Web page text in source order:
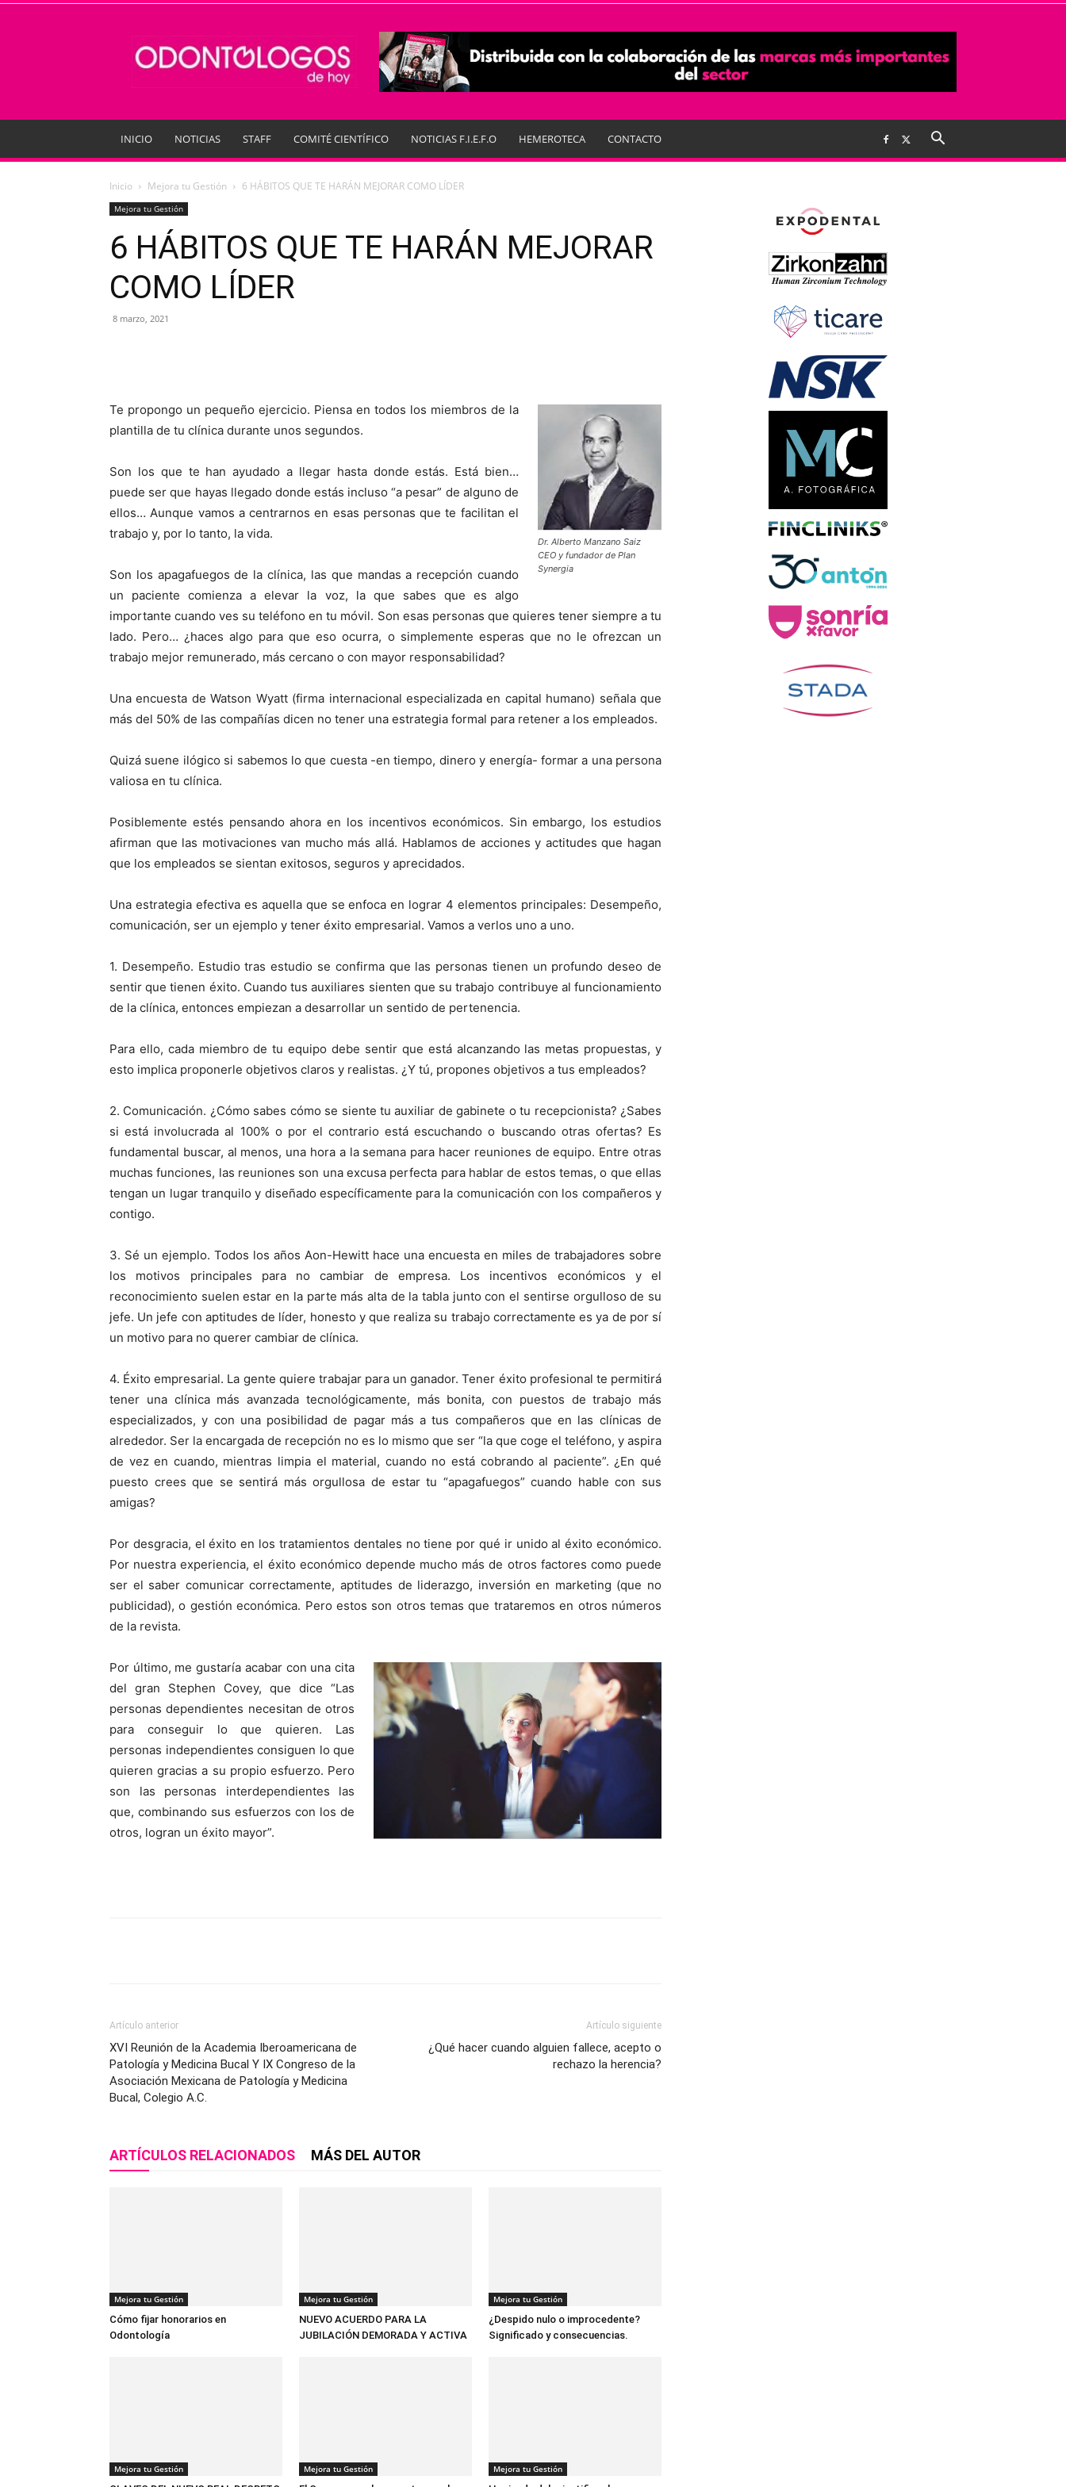
de
Hoy
INICIO NOTICIAS STAFF COMITÉ CIENTÍFICO NOTICIAS F.I.E.F.O HEMEROTECA CONTACTO
Inicio Mejora tu Gestión 6 HÁBITOS QUE TE HARÁN MEJORAR COMO LÍDER
Mejora tu Gestión
6 HÁBITOS QUE TE HARÁN MEJORAR
COMO LÍDER
8 marzo, 2021
Dr. Alberto Manzano Saiz
CEO y fundador de Plan
Synergia
Te propongo un pequeño ejercicio. Piensa en todos los miembros de la
plantilla de tu clínica durante unos segundos.
Son los que te han ayudado a llegar hasta donde estás. Está bien…
puede ser que hayas llegado donde estás incluso “a pesar” de alguno de
ellos… Aunque vamos a centrarnos en esas personas que te facilitan el
trabajo y, por lo tanto, la vida.
Son los apagafuegos de la clínica, las que mandas a recepción cuando
un paciente comienza a elevar la voz, la que sabes que es algo
importante cuando ves su teléfono en tu móvil. Son esas personas que quieres tener siempre a tu
lado. Pero… ¿haces algo para que eso ocurra, o simplemente esperas que no le ofrezcan un
trabajo mejor remunerado, más cercano o con mayor responsabilidad?
Una encuesta de Watson Wyatt (firma internacional especializada en capital humano) señala que
más del 50% de las compañías dicen no tener una estrategia formal para retener a los empleados.
Quizá suene ilógico si sabemos lo que cuesta -en tiempo, dinero y energía- formar a una persona
valiosa en tu clínica.
Posiblemente estés pensando ahora en los incentivos económicos. Sin embargo, los estudios
afirman que las motivaciones van mucho más allá. Hablamos de acciones y actitudes que hagan
que los empleados se sientan exitosos, seguros y aprecidados.
Una estrategia efectiva es aquella que se enfoca en lograr 4 elementos principales: Desempeño,
comunicación, ser un ejemplo y tener éxito empresarial. Vamos a verlos uno a uno.
1. Desempeño. Estudio tras estudio se confirma que las personas tienen un profundo deseo de
sentir que tienen éxito. Cuando tus auxiliares sienten que su trabajo contribuye al funcionamiento
de la clínica, entonces empiezan a desarrollar un sentido de pertenencia.
Para ello, cada miembro de tu equipo debe sentir que está alcanzando las metas propuestas, y
esto implica proponerle objetivos claros y realistas. ¿Y tú, propones objetivos a tus empleados?
2. Comunicación. ¿Cómo sabes cómo se siente tu auxiliar de gabinete o tu recepcionista? ¿Sabes
si está involucrada al 100% o por el contrario está escuchando o buscando otras ofertas? Es
fundamental buscar, al menos, una hora a la semana para hacer reuniones de equipo. Entre otras
muchas funciones, las reuniones son una excusa perfecta para hablar de estos temas, o que ellas
tengan un lugar tranquilo y diseñado específicamente para la comunicación con los compañeros y
contigo.
3. Sé un ejemplo. Todos los años Aon-Hewitt hace una encuesta en miles de trabajadores sobre
los motivos principales para no cambiar de empresa. Los incentivos económicos y el
reconocimiento suelen estar en la parte más alta de la tabla junto con el sentirse orgulloso de su
jefe. Un jefe con aptitudes de líder, honesto y que realiza su trabajo correctamente es ya de por sí
un motivo para no querer cambiar de clínica.
4. Éxito empresarial. La gente quiere trabajar para un ganador. Tener éxito profesional te permitirá
tener una clínica más avanzada tecnológicamente, más bonita, con puestos de trabajo más
especializados, y con una posibilidad de pagar más a tus compañeros que en las clínicas de
alrededor. Ser la encargada de recepción no es lo mismo que ser “la que coge el teléfono, y aspira
de vez en cuando, mientras limpia el material, cuando no está cobrando al paciente”. ¿En qué
puesto crees que se sentirá más orgullosa de estar tu “apagafuegos” cuando hable con sus
amigas?
Por desgracia, el éxito en los tratamientos dentales no tiene por qué ir unido al éxito económico.
Por nuestra experiencia, el éxito económico depende mucho más de otros factores como puede
ser el saber comunicar correctamente, aptitudes de liderazgo, inversión en marketing (que no
publicidad), o gestión económica. Pero estos son otros temas que trataremos en otros números
de la revista.
Por último, me gustaría acabar con una cita
del gran Stephen Covey, que dice “Las
personas dependientes necesitan de otros
para conseguir lo que quieren. Las
personas independientes consiguen lo que
quieren gracias a su propio esfuerzo. Pero
son las personas interdependientes las
que, combinando sus esfuerzos con los de
otros, logran un éxito mayor”.
Artículo anterior
XVI Reunión de la Academia Iberoamericana de
Patología y Medicina Bucal Y IX Congreso de la
Asociación Mexicana de Patología y Medicina
Bucal, Colegio A.C.
Artículo siguiente
¿Qué hacer cuando alguien fallece, acepto o
rechazo la herencia?
ARTÍCULOS RELACIONADOS MÁS DEL AUTOR
Mejora tu Gestión
Cómo fijar honorarios en
Odontología
Mejora tu Gestión
NUEVO ACUERDO PARA LA
JUBILACIÓN DEMORADA Y ACTIVA
Mejora tu Gestión
¿Despido nulo o improcedente?
Significado y consecuencias.
Mejora tu Gestión Mejora tu Gestión Mejora tu Gestión